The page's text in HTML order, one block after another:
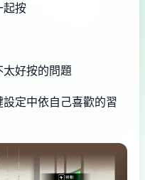
起按
好按的問題
定中依自己喜歡的習